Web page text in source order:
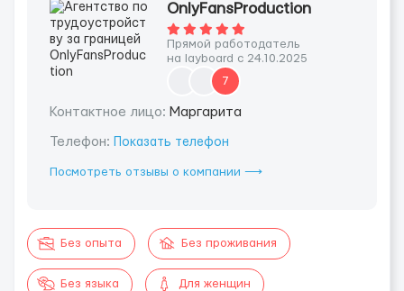
OnlyFansProduction
Прямой работодатель
на layboard с 24.10.2025
7
Контактное лицо: Маргарита
Телефон: Показать телефон
Посмотреть отзывы о компании ⟶
Без опыта Без проживания
Без языка Для женщин